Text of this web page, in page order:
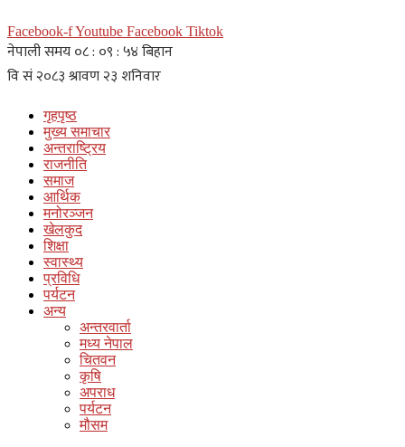
Facebook-fYoutube Facebook Tiktok
गृहपृष्ठ
मुख्य समाचार
अन्तराष्ट्रिय
राजनीति
समाज
आर्थिक
मनोरञ्जन
खेलकुद
शिक्षा
स्वास्थ्य
प्रविधि
पर्यटन
अन्य
अन्तरवार्ता
मध्य नेपाल
चितवन
कृषि
अपराध
पर्यटन
मौसम